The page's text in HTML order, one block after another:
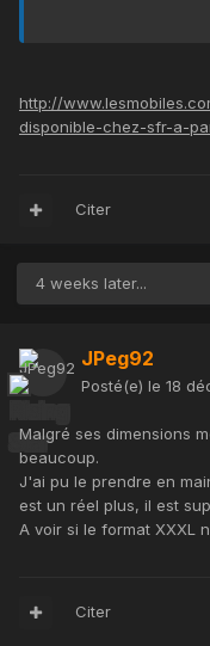
http://
disponible-chez-sfr-a-
Citer
4 weeks later...
JPeg92
Posté(e) le 18
Malgré ses dimensions
beaucoup.
J'ai pu le prendre en
est un réel plus, il est
A voir si le format XXXL
Citer